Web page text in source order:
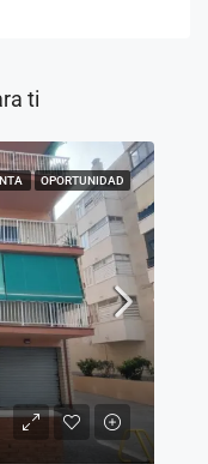
ti
OPORTUNIDAD